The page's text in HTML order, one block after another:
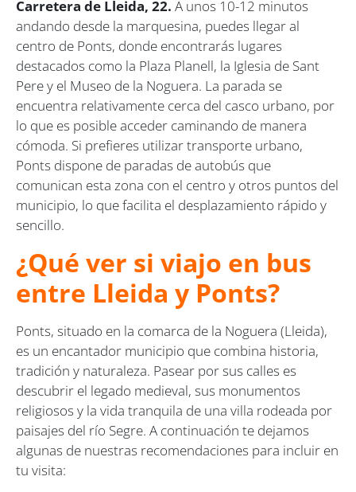
Carretera de Lleida, 22. A unos 10-12 minutos
andando desde la marquesina, puedes llegar al
centro de Ponts, donde encontrarás lugares
destacados como la Plaza Planell, la Iglesia de Sant
Pere y el Museo de la Noguera. La parada se
encuentra relativamente cerca del casco urbano, por
lo que es posible acceder caminando de manera
cómoda. Si prefieres utilizar transporte urbano,
Ponts dispone de paradas de autobús que
comunican esta zona con el centro y otros puntos del
municipio, lo que facilita el desplazamiento rápido y
sencillo.
¿Qué ver si viajo en bus
entre Lleida y Ponts?
Ponts, situado en la comarca de la Noguera (Lleida),
es un encantador municipio que combina historia,
tradición y naturaleza. Pasear por sus calles es
descubrir el legado medieval, sus monumentos
religiosos y la vida tranquila de una villa rodeada por
paisajes del río Segre. A continuación te dejamos
algunas de nuestras recomendaciones para incluir en
tu visita: